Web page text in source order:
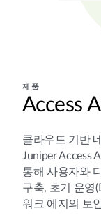
제품
Access
클라우드 기반
Juniper Access
통해 사용자와
구축, 초기 운영
워크 에지의 보